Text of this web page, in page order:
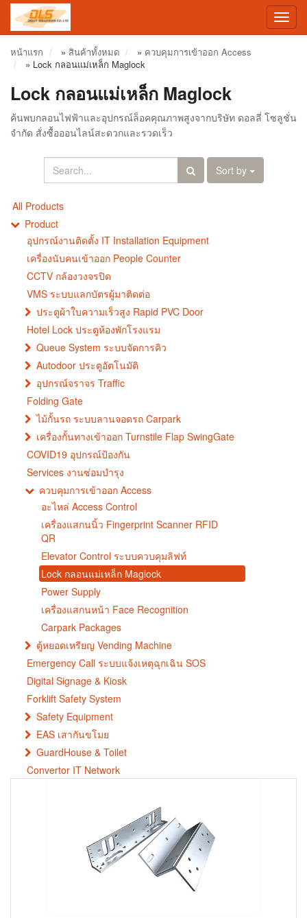
หน้าแรก » สินค้าทั้งหมด » ควบคุมการเข้าออก Access
» Lock กลอนแม่เหล็ก Maglock
Lock กลอนแม่เหล็ก Maglock
ค้นพบกลอนไฟฟ้าและอุปกรณ์ล็อคคุณภาพสูงจากบริษัท ดอลลี่ โซลูชั่น
จำกัด สั่งซื้อออนไลน์สะดวกและรวดเร็ว
Sort by
All Products
Product
อุปกรณ์งานติดตั้ง IT Installation Equipment
เครื่องนับคนเข้าออก People Counter
CCTV กล้องวงจรปิด
VMS ระบบแลกบัตรผู้มาติดต่อ
ประตูผ้าใบความเร็วสูง Rapid PVC Door
Hotel Lock ประตูห้องพักโรงแรม
Queue System ระบบจัดการคิว
Autodoor ประตูอัตโนมัติ
อุปกรณ์จราจร Traffic
Folding Gate
ไม้กั้นรถ ระบบลานจอดรถ Carpark
เครื่องกั้นทางเข้าออก Turnstile Flap SwingGate
COVID19 อุปกรณ์ป้องกัน
Services งานซ่อมบำรุง
ควบคุมการเข้าออก Access
อะไหล่ Access Control
เครื่องแสกนนิ้ว Fingerprint Scanner RFID
QR
Elevator Control ระบบควบคุมลิฟท์
Lock กลอนแม่เหล็ก Maglock
Power Supply
เครื่องแสกนหน้า Face Recognition
Carpark Packages
ตู้หยอดเหรียญ Vending Machine
Emergency Call ระบบแจ้งเหตุฉุกเฉิน SOS
Digital Signage & Kiosk
Forklift Safety System
Safety Equipment
EAS เสากันขโมย
GuardHouse & Toilet
Convertor IT Network